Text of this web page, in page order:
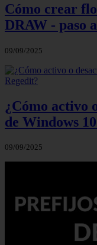
Cómo crear
DRAW - paso
09/09/2025
¿Cómo activo
de Windows
09/09/2025